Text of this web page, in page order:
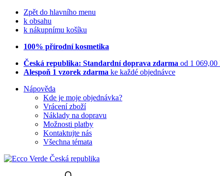
Zpět do hlavního menu
k obsahu
k nákupnímu košíku
100% přírodní kosmetika
Česká republika: Standardní doprava zdarma od 1 069,00
Alespoň 1 vzorek zdarma ke každé objednávce
Nápověda
Kde je moje objednávka?
Vrácení zboží
Náklady na dopravu
Možnosti platby
Kontaktujte nás
Všechna témata